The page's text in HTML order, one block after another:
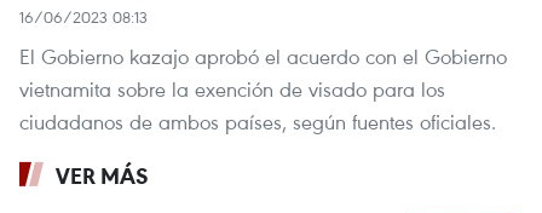
16/06/2023 08:13
El Gobierno kazajo aprobó el acuerdo con el Gobierno
vietnamita sobre la exención de visado para los
ciudadanos de ambos países, según fuentes oficiales.
VER MÁS